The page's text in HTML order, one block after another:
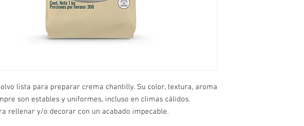
lista para preparar crema chantilly. Su color, textura, aroma
son estables y uniformes, incluso en climas cálidos.
rellenar y/o decorar con un acabado impecable.